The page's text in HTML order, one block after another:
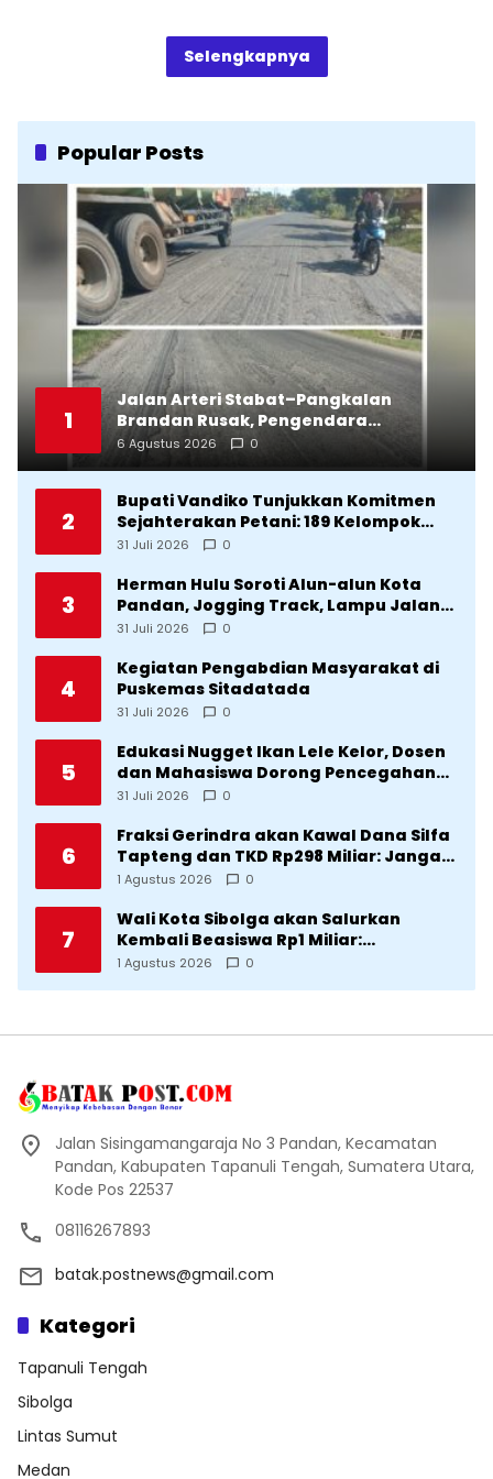
Selengkapnya
Popular Posts
1
Jalan Arteri Stabat–Pangkalan
Brandan Rusak, Pengendara
Terancam Celaka
6 Agustus 2026 0
2
Bupati Vandiko Tunjukkan Komitmen
Sejahterakan Petani: 189 Kelompok
Tani Terima Bibit dan Alsintan
31 Juli 2026 0
3
Herman Hulu Soroti Alun-alun Kota
Pandan, Jogging Track, Lampu Jalan
Lingkar Kota yang Tak Terurus
31 Juli 2026 0
4
Kegiatan Pengabdian Masyarakat di
Puskemas Sitadatada
31 Juli 2026 0
5
Edukasi Nugget Ikan Lele Kelor, Dosen
dan Mahasiswa Dorong Pencegahan
Stunting di Desa Silangkitang
31 Juli 2026 0
6
Fraksi Gerindra akan Kawal Dana Silfa
Tapteng dan TKD Rp298 Miliar: Jangan
Sampai Pekerjaan Pusat dan Provinsi
1 Agustus 2026 0
7
Wali Kota Sibolga akan Salurkan
Kembali Beasiswa Rp1 Miliar:
Diproritaskan Mahasiswa Korban
1 Agustus 2026 0
Jalan Sisingamangaraja No 3 Pandan, Kecamatan
Pandan, Kabupaten Tapanuli Tengah, Sumatera Utara,
Kode Pos 22537
08116267893
batak.postnews@gmail.com
Kategori
Tapanuli Tengah
Sibolga
Lintas Sumut
Medan